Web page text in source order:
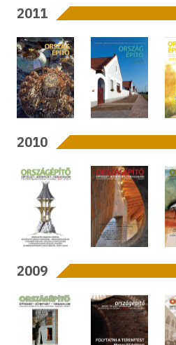
2011
2010
2009